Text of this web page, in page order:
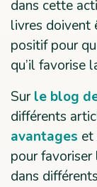
dans cette
livres doivent
positif pour
qu’il favorise
Surle blog
différents
avantages et
pour
dans